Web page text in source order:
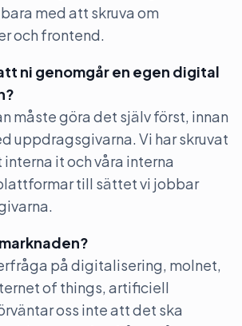
med att skruva om
och frontend.
ni genomgår en egen digital
måste göra det själv först, innan
uppdragsgivarna. Vi har skruvat
it och våra interna
till sättet vi jobbar
på digitalisering, molnet,
of things, artificiell
oss inte att det ska